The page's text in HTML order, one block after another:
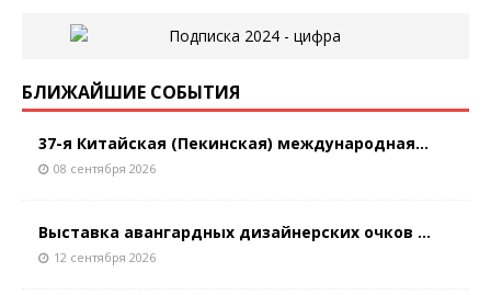
БЛИЖАЙШИЕ СОБЫТИЯ
37-я Китайская (Пекинская) международная...
08 сентября 2026
Выставка авангардных дизайнерских очков ...
12 сентября 2026